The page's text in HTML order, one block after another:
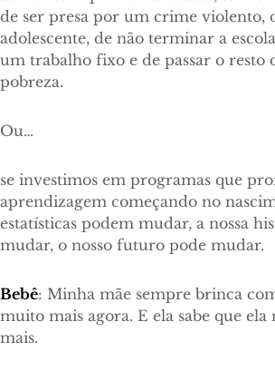
de ser presa por um crime violento,
adolescente, de não terminar a
um trabalho fixo e de passar o resto
pobreza.
Ou…
se investimos em programas que
aprendizagem começando no
estatísticas podem mudar, a nossa
mudar, o nosso futuro pode mudar.
Bebê: Minha mãe sempre brinca
muito mais agora. E ela sabe que ela
mais.